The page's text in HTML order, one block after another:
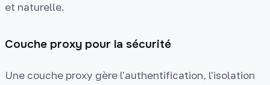
et naturelle.
Couche proxy pour la sécurité
Une couche proxy gère l'authentification, l'isolation